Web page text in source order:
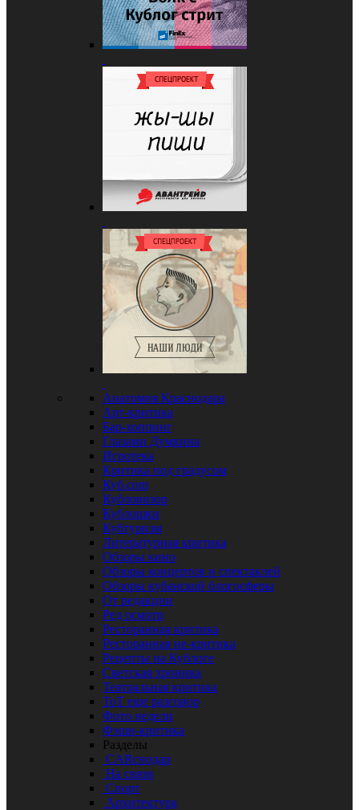
Анатомия Краснодара
Арт-критика
Бар-хоппинг
Глазами Думкина
Игротека
Критика под градусом
Куб.com
Кубловизор
Кублошки
Кубтуризм
Литературная критика
Обзоры кино
Обзоры концертов и спектаклей
Обзоры кубанской блогосферы
От редакции
Ред осмотр
Ресторанная критика
Ресторанная не-критика
Рецепты на Кублоге
Светская хроника
Театральная критика
ТоТ еще разговор
Фото недели
Фэшн-критика
Разделы
CARснодар
На связи
Спорт
Архитектура